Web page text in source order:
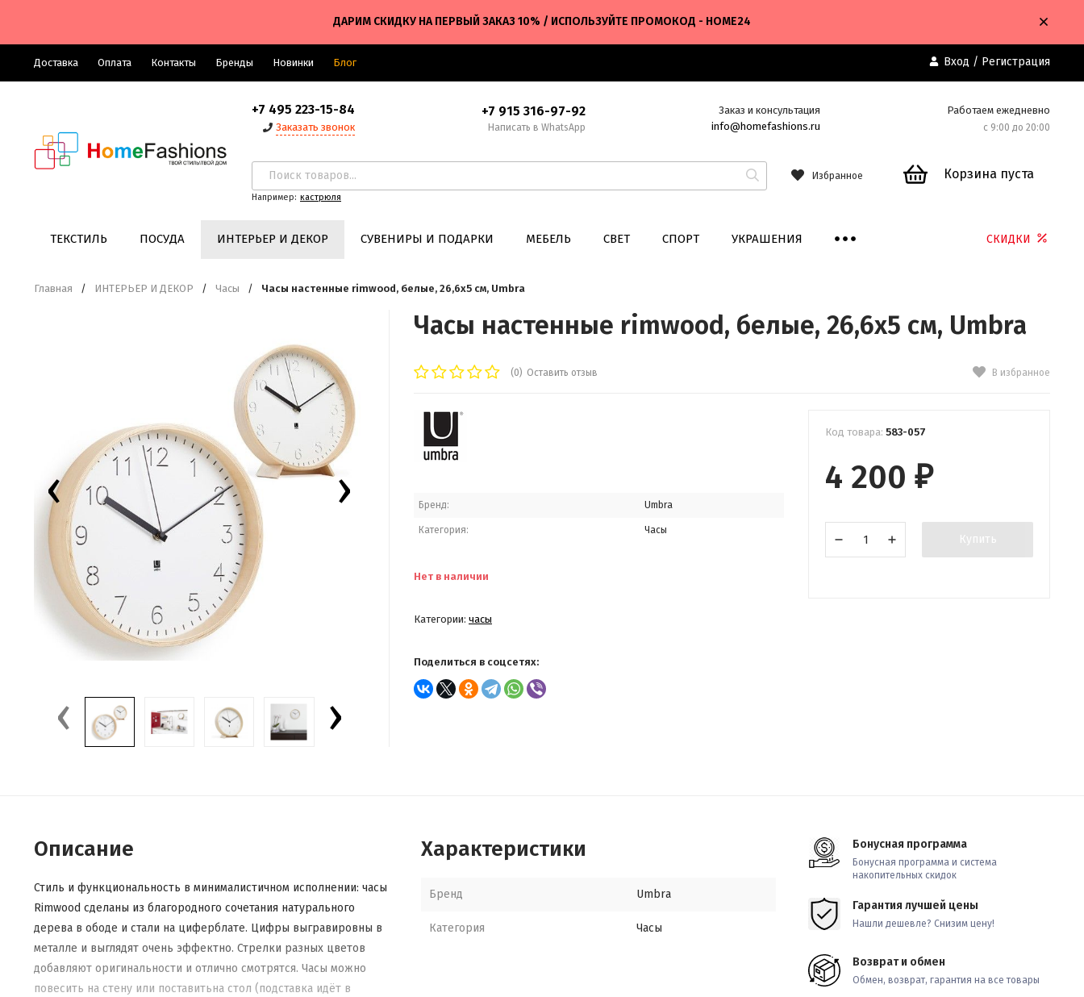
ДАРИМ СКИДКУ НА ПЕРВЫЙ ЗАКАЗ 10% / ИСПОЛЬЗУЙТЕ ПРОМОКОД - HOME24
Доставка Оплата Контакты Бренды Новинки Блог Вход / Регистрация
+7 495 223-15-84
Заказать звонок
+7 915 316-97-92
Написать в WhatsApp
Заказ и консультация
info@homefashions.ru
Работаем ежедневно
с 9:00 до 20:00
Например: кастрюля
Избранное Корзина пуста
ТЕКСТИЛЬ ПОСУДА ИНТЕРЬЕР И ДЕКОР СУВЕНИРЫ И ПОДАРКИ МЕБЕЛЬ СВЕТ СПОРТ УКРАШЕНИЯ СКИДКИ
Главная / ИНТЕРЬЕР И ДЕКОР / Часы / Часы настенные rimwood, белые, 26,6х5 см, Umbra
‹ ›
‹ ›
Часы настенные rimwood, белые, 26,6х5 см, Umbra
(0) Оставить отзыв В избранное
Бренд: Umbra
Категория: Часы
Нет в наличии
Категории: часы
Поделиться в соцсетях:
Код товара: 583-057
4 200 ₽
Купить
Бонусная программа
Бонусная программа и система
накопительных скидок
Гарантия лучшей цены
Нашли дешевле? Снизим цену!
Возврат и обмен
Обмен, возврат, гарантия на все товары
Описание
Стиль и функциональность в минималистичном исполнении: часы
Rimwood сделаны из благородного сочетания натурального
дерева в ободе и стали на циферблате. Цифры выгравировны в
металле и выглядят очень эффектно. Стрелки разных цветов
добавляют оригинальности и отлично смотрятся. Часы можно
повесить на стену или поставитьна стол (подставка идёт в
Характеристики
Бренд Umbra
Категория Часы